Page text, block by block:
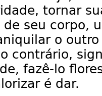
tornar
de seu corpo,
o
contrário,
fazê-lo
é dar.